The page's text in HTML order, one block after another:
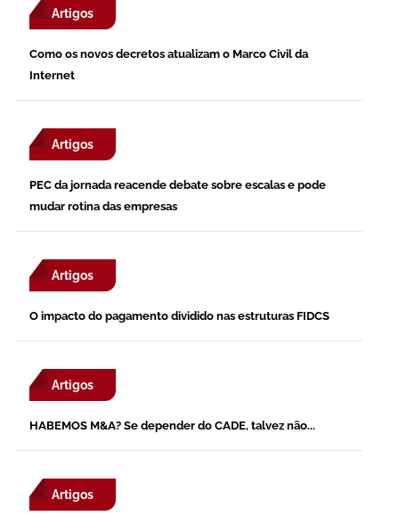
Artigos
Como os novos decretos atualizam o Marco Civil da
Internet
Artigos
PEC da jornada reacende debate sobre escalas e pode
mudar rotina das empresas
Artigos
O impacto do pagamento dividido nas estruturas FIDCS
Artigos
HABEMOS M&A? Se depender do CADE, talvez não...
Artigos